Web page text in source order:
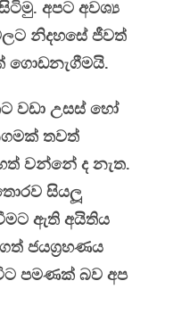
අපට අවශ්‍ය
නිදහසේ ජීවත්
ගොඩනැගීමයි.
වඩා උසස් හෝ
තවත්
වන්නේ ද නැත.
සියලූ
ඇති අයිතිය
ජයග‍්‍රහණය
පමණක් බව අප